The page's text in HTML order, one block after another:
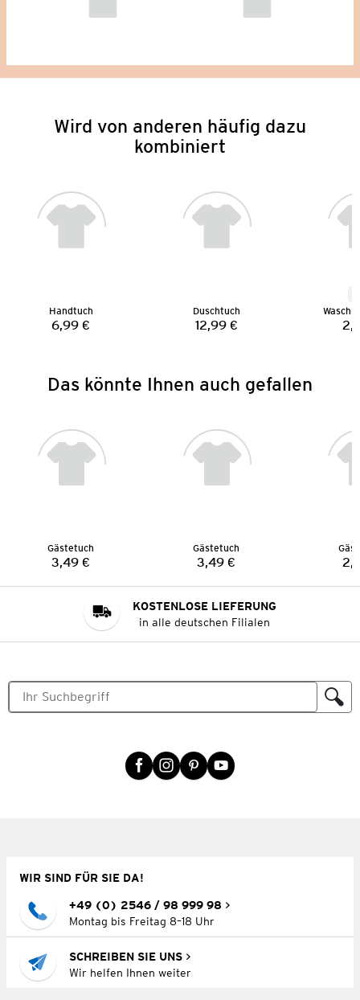
Wird von anderen häufig dazu
kombiniert
Handtuch
Preis:
6,99 €
Duschtuch
Preis:
12,99 €
Das könnte Ihnen auch gefallen
Gästetuch
Preis:
3,49 €
Gästetuch
Preis:
3,49 €
KOSTENLOSE LIEFERUNG
in alle deutschen Filialen
WIR SIND FÜR SIE DA!
+49 (0) 2546 / 98 999 98
Montag bis Freitag 8–18 Uhr
SCHREIBEN SIE UNS
Wir helfen Ihnen weiter